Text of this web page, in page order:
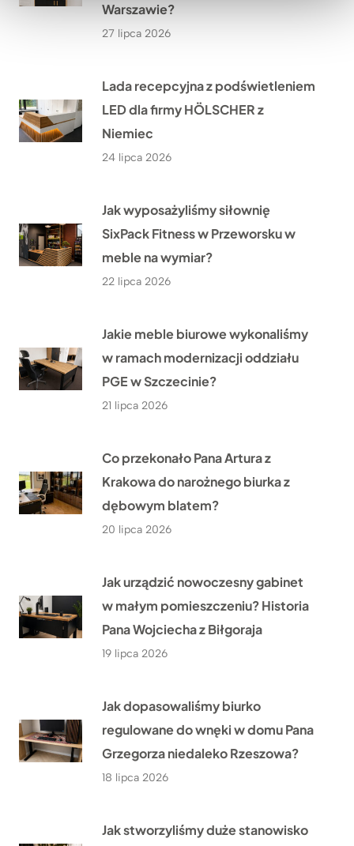
Warszawie?
27 lipca 2026
Lada recepcyjna z podświetleniem
LED dla firmy HÖLSCHER z
Niemiec
24 lipca 2026
Jak wyposażyliśmy siłownię
SixPack Fitness w Przeworsku w
meble na wymiar?
22 lipca 2026
Jakie meble biurowe wykonaliśmy
w ramach modernizacji oddziału
PGE w Szczecinie?
21 lipca 2026
Co przekonało Pana Artura z
Krakowa do narożnego biurka z
dębowym blatem?
20 lipca 2026
Jak urządzić nowoczesny gabinet
w małym pomieszczeniu? Historia
Pana Wojciecha z Biłgoraja
19 lipca 2026
Jak dopasowaliśmy biurko
regulowane do wnęki w domu Pana
Grzegorza niedaleko Rzeszowa?
18 lipca 2026
Jak stworzyliśmy duże stanowisko